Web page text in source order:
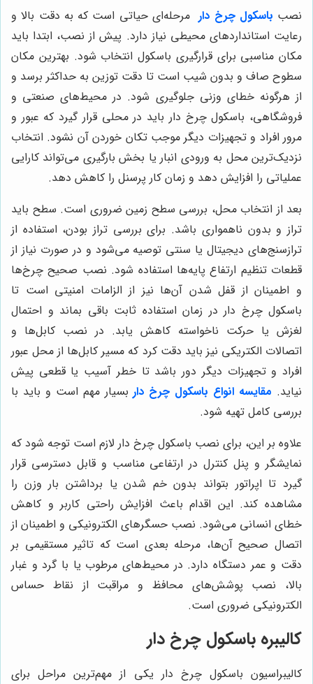
نصب باسکول چرخ دار مرحله‌ای حیاتی است که به دقت بالا و
رعایت استانداردهای محیطی نیاز دارد. پیش از نصب، ابتدا باید
مکان مناسبی برای قرارگیری باسکول انتخاب شود. بهترین مکان
سطوح صاف و بدون شیب است تا دقت توزین به حداکثر برسد و
از هرگونه خطای وزنی جلوگیری شود. در محیط‌های صنعتی و
فروشگاهی، باسکول چرخ دار باید در محلی قرار گیرد که عبور و
مرور افراد و تجهیزات دیگر موجب تکان خوردن آن نشود. انتخاب
نزدیک‌ترین محل به ورودی انبار یا بخش بارگیری می‌تواند کارایی
عملیاتی را افزایش دهد و زمان کار پرسنل را کاهش دهد.
بعد از انتخاب محل، بررسی سطح زمین ضروری است. سطح باید
تراز و بدون ناهمواری باشد. برای بررسی تراز بودن، استفاده از
ترازسنج‌های دیجیتال یا سنتی توصیه می‌شود و در صورت نیاز از
قطعات تنظیم ارتفاع پایه‌ها استفاده شود. نصب صحیح چرخ‌ها
و اطمینان از قفل شدن آن‌ها نیز از الزامات امنیتی است تا
باسکول چرخ دار در زمان استفاده ثابت باقی بماند و احتمال
لغزش یا حرکت ناخواسته کاهش یابد. در نصب کابل‌ها و
اتصالات الکتریکی نیز باید دقت کرد که مسیر کابل‌ها از محل عبور
افراد و تجهیزات دیگر دور باشد تا خطر آسیب یا قطعی پیش
نیاید. مقایسه انواع باسکول چرخ دار بسیار مهم است و باید با
بررسی کامل تهیه شود.
علاوه بر این، برای نصب باسکول چرخ دار لازم است توجه شود که
نمایشگر و پنل کنترل در ارتفاعی مناسب و قابل دسترسی قرار
گیرد تا اپراتور بتواند بدون خم شدن یا برداشتن بار وزن را
مشاهده کند. این اقدام باعث افزایش راحتی کاربر و کاهش
خطای انسانی می‌شود. نصب حسگرهای الکترونیکی و اطمینان از
اتصال صحیح آن‌ها، مرحله بعدی است که تاثیر مستقیمی بر
دقت و عمر دستگاه دارد. در محیط‌های مرطوب یا با گرد و غبار
بالا، نصب پوشش‌های محافظ و مراقبت از نقاط حساس
الکترونیکی ضروری است.
کالیبره باسکول چرخ دار
کالیبراسیون باسکول چرخ دار یکی از مهم‌ترین مراحل برای